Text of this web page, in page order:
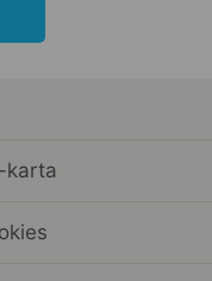
karta